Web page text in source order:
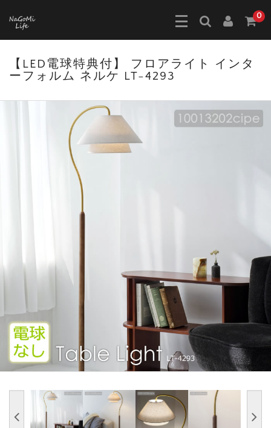
0
【LED電球特典付】 フロアライト インタ
ーフォルム ネルケ LT-4293